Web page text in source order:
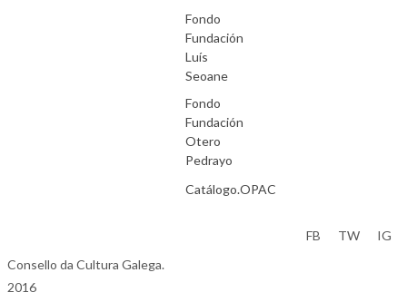
Fondo
Fundación
Luís
Seoane
Fondo
Fundación
Otero
Pedrayo
Catálogo.OPAC
Consello da Cultura Galega.
2016
FB TW IG